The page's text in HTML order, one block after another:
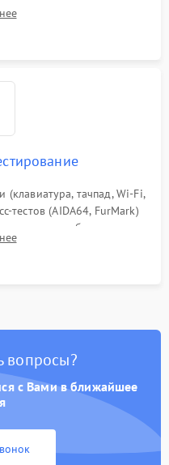
Предварительная
тачпад, Wi-Fi,
тестов (AIDA64, FurMark)
режима и стабильности
нагрузкой.
вопросы?
с Вами в ближайшее